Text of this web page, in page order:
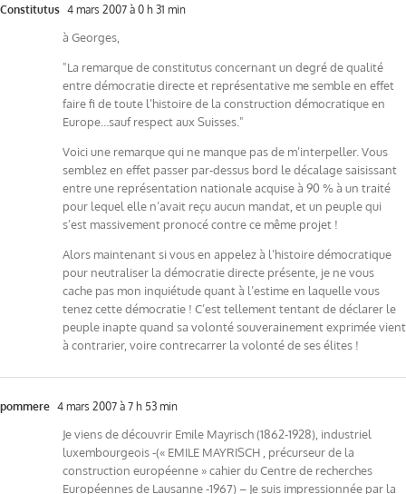
Constitutus 4 mars 2007 à 0 h 31 min
à Georges,
"La remarque de constitutus concernant un degré de qualité
entre démocratie directe et représentative me semble en effet
faire fi de toute l’histoire de la construction démocratique en
Europe…sauf respect aux Suisses."
Voici une remarque qui ne manque pas de m’interpeller. Vous
semblez en effet passer par-dessus bord le décalage saisissant
entre une représentation nationale acquise à 90 % à un traité
pour lequel elle n’avait reçu aucun mandat, et un peuple qui
s’est massivement pronocé contre ce même projet !
Alors maintenant si vous en appelez à l’histoire démocratique
pour neutraliser la démocratie directe présente, je ne vous
cache pas mon inquiétude quant à l’estime en laquelle vous
tenez cette démocratie ! C’est tellement tentant de déclarer le
peuple inapte quand sa volonté souverainement exprimée vient
à contrarier, voire contrecarrer la volonté de ses élites !
pommere 4 mars 2007 à 7 h 53 min
Je viens de découvrir Emile Mayrisch (1862-1928), industriel
luxembourgeois -(« EMILE MAYRISCH , précurseur de la
construction européenne » cahier du Centre de recherches
Européennes de Lausanne -1967) – Je suis impressionnée par la